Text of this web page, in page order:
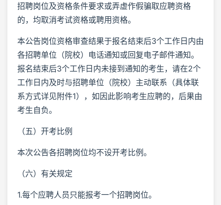
招聘岗位及资格条件要求或弄虚作假骗取应聘资格
的，均取消考试资格或聘用资格。
本公告岗位资格审查结果于报名结束后3个工作日内由
各招聘单位（院校）电话通知或回复电子邮件通知。
报名结束后3个工作日内未接到通知的考生，请在2个
工作日内及时与招聘单位（院校）主动联系（具体联
系方式详见附件1），如因此影响考生应聘的，后果由
考生自负。
（五）开考比例
本次公告各招聘岗位均不设开考比例。
（六）有关规定
1.每个应聘人员只能报考一个招聘岗位。